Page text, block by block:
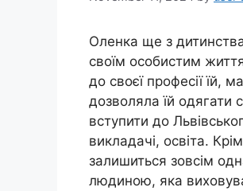
Оленка ще з
своїм особистим
до своєї професії їй,
дозволяла їй одягати
вступити до
викладачі, освіта.
залишиться зовсім
людиною, яка